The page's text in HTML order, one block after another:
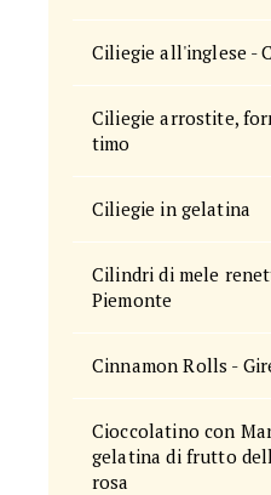
Ciliegie all'inglese -
Ciliegie arrostite,
timo
Ciliegie in gelatina
Cilindri di mele
Piemonte
Cinnamon Rolls -
Cioccolatino con
gelatina di frutto
rosa